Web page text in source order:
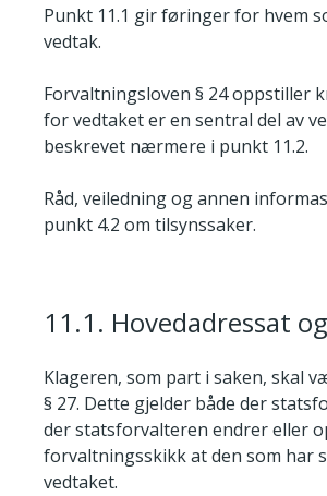
Punkt 11.1 gir føringer for hvem
vedtak.
Forvaltningsloven § 24 oppstiller
for vedtaket er en sentral del av
beskrevet nærmere i punkt 11.2.
Råd, veiledning og annen
punkt 4.2 om tilsynssaker.
11.1. Hovedadressat
Klageren, som part i saken, skal
§ 27. Dette gjelder både der
der statsforvalteren endrer eller
forvaltningsskikk at den som har
vedtaket.